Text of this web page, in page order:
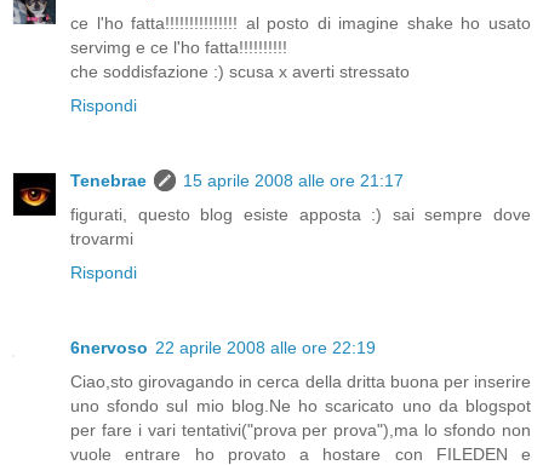
ce l'ho fatta!!!!!!!!!!!!!!! al posto di imagine shake ho usato
servimg e ce l'ho fatta!!!!!!!!!!
che soddisfazione :) scusa x averti stressato
Rispondi
Tenebrae
15 aprile 2008 alle ore 21:17
figurati, questo blog esiste apposta :) sai sempre dove
trovarmi
Rispondi
6nervoso 22 aprile 2008 alle ore 22:19
Ciao,sto girovagando in cerca della dritta buona per inserire
uno sfondo sul mio blog.Ne ho scaricato uno da blogspot
per fare i vari tentativi("prova per prova"),ma lo sfondo non
vuole entrare ho provato a hostare con FILEDEN e